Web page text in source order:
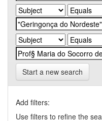
Start a new search
Add filters:
Use filters to refine the